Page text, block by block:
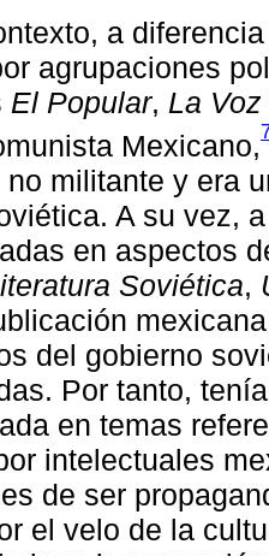
a
agrupaciones
El Popular, La
Mexicano,
militante y era
A su vez,
en aspectos
Soviética,
del gobierno
Por tanto,
en temas
intelectuales
de ser
el velo de la